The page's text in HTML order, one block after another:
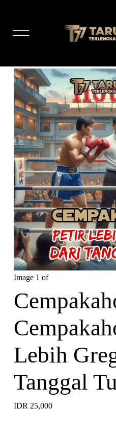
STORE
ALL PRINTS
ABOUT
Image 1 of
Lebih
Tanggal
IDR 25,000